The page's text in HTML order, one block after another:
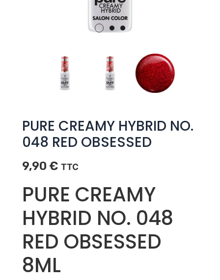
PURE CREAMY HYBRID NO.
048 RED OBSESSED
9,90 € TTC
PURE CREAMY
HYBRID NO. 048
RED OBSESSED
8ML